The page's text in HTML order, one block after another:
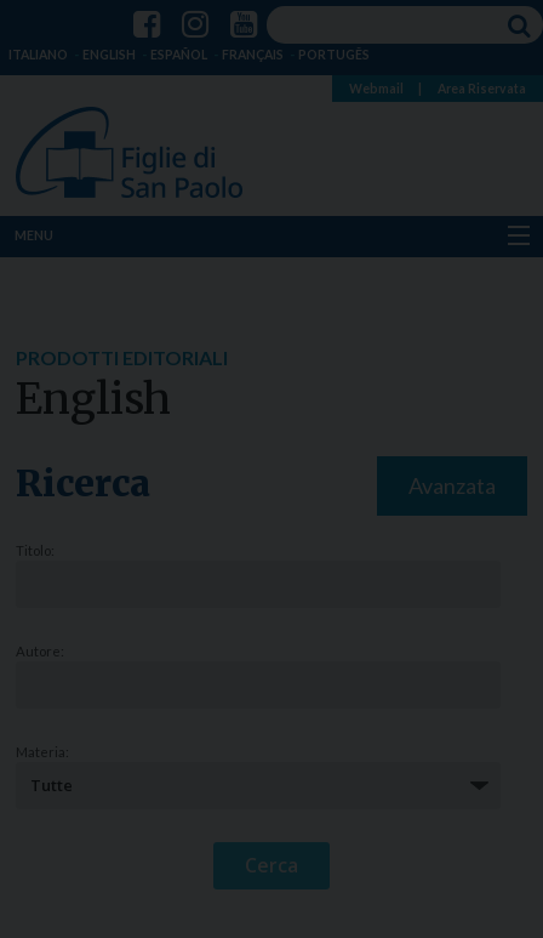
ITALIANO ENGLISH ESPAÑOL FRANÇAIS PORTUGÊS
Webmail Area Riservata
MENU
Notizie
PRODOTTI EDITORIALI
English
Ricerca Avanzata
Titolo:
Autore:
Materia: